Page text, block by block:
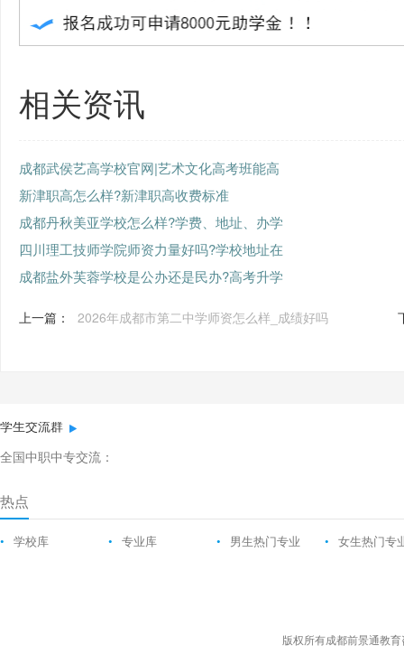
相关资讯
成都武侯艺高学校官网|艺术文化高考班能高
新津职高怎么样?新津职高收费标准
成都丹秋美亚学校怎么样?学费、地址、办学
四川理工技师学院师资力量好吗?学校地址在
成都盐外芙蓉学校是公办还是民办?高考升学
上一篇： 2026年成都市第二中学师资怎么样_成绩好吗
学生交流群
全国中职中专交流：
热点
• 学校库 • 专业库 • 男生热门专业 • 女生热门专
版权所有成都前景通教